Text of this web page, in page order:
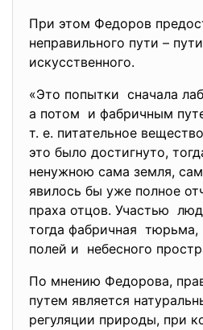
При этом Федоров
неправильного пути –
искусственного.
«Это попытки сначала
а потом и фабричным
т. е. питательное
это было достигнуто,
ненужною сама земля,
явилось бы уже полное
праха отцов. Участью
тогда фабричная тюрьма,
полей и небесного
По мнению Федорова,
путем является
регуляции природы, при